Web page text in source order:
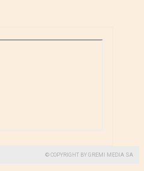
© COPYRIGHT BY GREMI MEDIA SA